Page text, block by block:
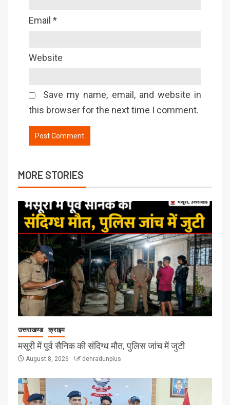
Email *
Website
Save my name, email, and website in
this browser for the next time I comment.
MORE STORIES
उत्तराखण्ड क्राइम
मसूरी में पूर्व सैनिक की संदिग्ध मौत, पुलिस जांच में जुटी
August 8, 2026 dehradunplus